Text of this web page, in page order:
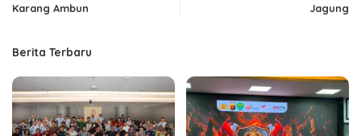
Karang Ambun
Jagung
Berita Terbaru